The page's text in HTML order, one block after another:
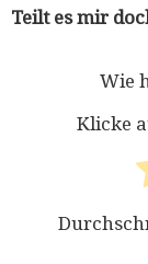
Teilt es mir
Wie
Klicke